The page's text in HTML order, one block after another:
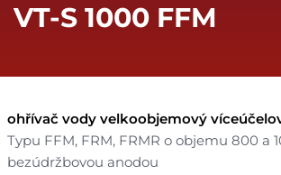
VT-S 1000 FFM
ohřívač vody velkoobjemový
Typu FFM, FRM, FRMR o objemu 800
bezúdržbovou anodou